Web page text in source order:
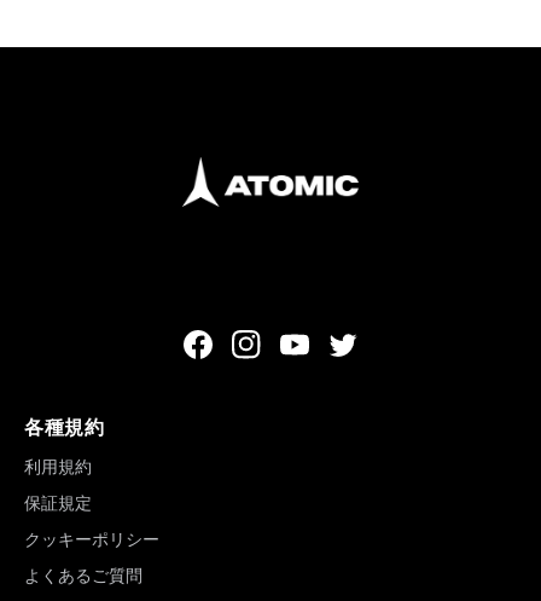
FacebookInstagramYouTubeTwitter
各種規約
利用規約
保証規定
クッキーポリシー
よくあるご質問